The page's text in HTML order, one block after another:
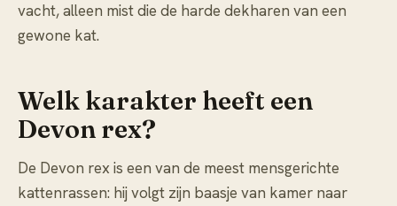
vacht, alleen mist die de harde dekharen van een
gewone kat.
Welk karakter heeft een
Devon rex?
De Devon rex is een van de meest mensgerichte
kattenrassen: hij volgt zijn baasje van kamer naar